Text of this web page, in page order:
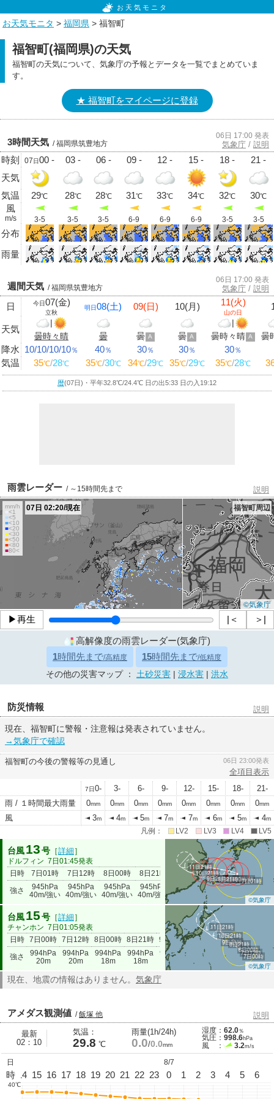
お天気モニタ
お天気モニタ > 福岡県 > 福智町
福智町(福岡県)の天気
福智町の天気について、気象庁の予報とデータを一覧でまとめていま
す。
★ 福智町をマイページに登録
3時間天気 / 福岡県筑豊地方
06日 17:00 発表
気象庁 / 説明
時刻 07日00 - 03 - 06 - 09 - 12 - 15 - 18 -
21 -
天気
気温
29℃ 28℃ 28℃ 31℃ 33℃ 34℃ 32℃ 30℃
風
m/s 3-5 3-5 3-5 6-9 6-9 6-9 3-5 3-5
分布
雨量
週間天気 / 福岡県筑豊地方
06日 17:00 発表
気象庁 / 説明
日 今日07(金)
立秋
明日08(土) 09(日) 10(月) 11(火)
山の日
天気
|
曇時々晴
曇 曇 A 曇 A
|
曇時々晴 A 曇
降水 10/10/10/10％ 40％ 30％ 30％ 30％
気温 35℃/28℃ 35℃/30℃ 34℃/29℃ 35℃/29℃ 35℃/28℃
暦(07日)・平年32.8℃/24.4℃ 日の出5:33 日の入19:12
雨雲レーダー / ～15時間先まで 説明
©気象庁
mm/h
■<1
■<5
■<10
■<20
■<30
■<50
■<80
■80<
07日 02:20/現在 福智町周辺
▶再生 |＜ ＞|
高解像度の雨雲レーダー(気象庁)
1時間先まで/高精度 15時間先まで/低精度
その他の災害マップ ： 土砂災害 浸水害 洪水
防災情報 説明
現在、福智町に警報・注意報は発表されていません。
→気象庁で確認
福智町の今後の警報等の見通し 06日 23:00発表
全項目表示
7日0- 3- 6- 9- 12- 15- 18-
21-
雨 / １時間最大雨量
0mm 0mm 0mm 0mm 0mm 0mm 0mm 0mm
風 3m 4m 5m 7m 7m 6m 5m 4m
凡例： LV2 LV3 LV4 LV5
台風 13 号 ［詳細 ］
ドルフィン 7日01:45発表
日時
7日01時 7日12時 8日00時 8日21時 9日21時 10日21時 11日21時
強さ
945hPa
40m/強い
945hPa
40m/強い
945hPa
40m/強い
945hPa
40m/強い
965hPa
30m
985hPa
20m
990hPa
18m
7日01時
7日12時
8日00時
8日21時
9日21時
10日21時
11日21時
©気象庁
台風 15 号 ［詳細 ］
チャンホン 7日01:05発表
日時 7日00時 7日12時 8日00時 8日21時 9日21時 10日21時 11日21時
強さ
994hPa
20m
994hPa
20m
994hPa
18m
994hPa
18m
994hPa
18m
990hPa
20m
990hPa
20m
7日00時
7日12時
8日00時
8日21時
9日21時
10日21時
11日21時
©気象庁
現在、地震の情報はありません。 気象庁
アメダス観測値 /飯塚 他 説明
最新
02：10
気温：
29.8 ℃
雨量(1h/24h)
0.0/0.0mm
湿度： 62.0％
気圧： 998.6hPa
風 ： 3.2m/s
日
時
13 14 15 16 17 18 19 20 21 22 23
8/7
0 1 2 3 4 5 6
40℃